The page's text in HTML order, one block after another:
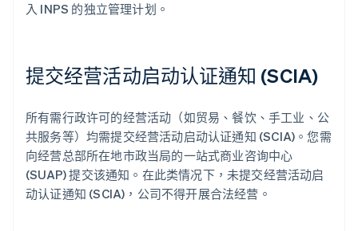
入 INPS 的独立管理计划。
提交经营活动启动认证通知 (SCIA)
所有需行政许可的经营活动（如贸易、餐饮、手工业、公
共服务等）均需提交经营活动启动认证通知 (SCIA)。您需
向经营总部所在地市政当局的一站式商业咨询中心
(SUAP) 提交该通知。在此类情况下，未提交经营活动启
动认证通知 (SCIA)，公司不得开展合法经营。